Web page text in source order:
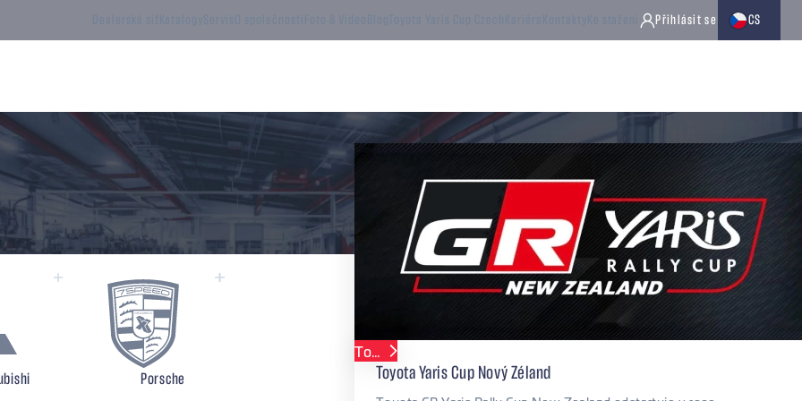
Přihlásit se CS
Porsche
Toyota
Yaris
Cup
Toyota Yaris Cup Nový Zéland